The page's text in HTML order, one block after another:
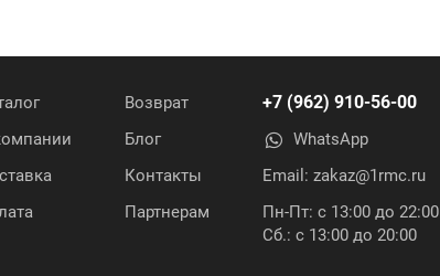
Возврат
Блог
Контакты
Партнерам
+7 (962) 910-56-00
WhatsApp
Email: zakaz@1rmc.ru
Пн-Пт: с 13:00 до 22:00
Сб.: с 13:00 до 20:00